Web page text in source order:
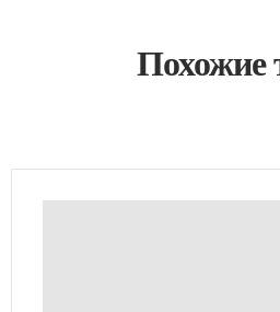
Похожие